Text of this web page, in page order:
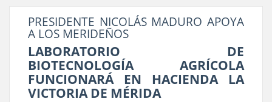
PRESIDENTE NICOLÁS MADURO APOYA
A LOS MERIDEÑOS
LABORATORIO DE
BIOTECNOLOGÍA AGRÍCOLA
FUNCIONARÁ EN HACIENDA LA
VICTORIA DE MÉRIDA